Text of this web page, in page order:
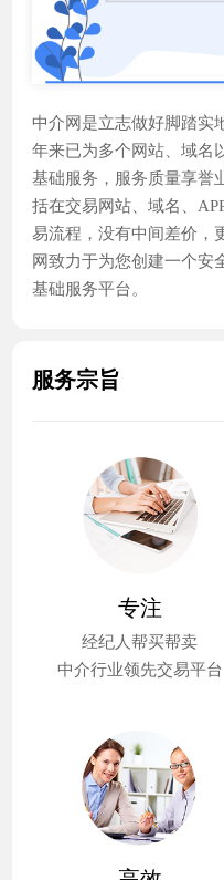
中介网是立志做好脚踏实
年来已为多个网站、域名
基础服务，服务质量享誉
括在交易网站、域名、
易流程，没有中间差价，
网致力于为您创建一个安
基础服务平台。
服务宗旨
专注
经纪人帮买帮卖
中介行业领先交易平台